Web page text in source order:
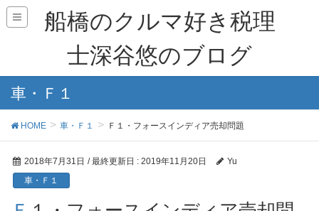
船橋のクルマ好き税理
士深谷悠のブログ
車・Ｆ１
HOME 車・Ｆ１ Ｆ１・フォースインディア売却問題
2018年7月31日 / 最終更新日 : 2019年11月20日
Yu
車・Ｆ１